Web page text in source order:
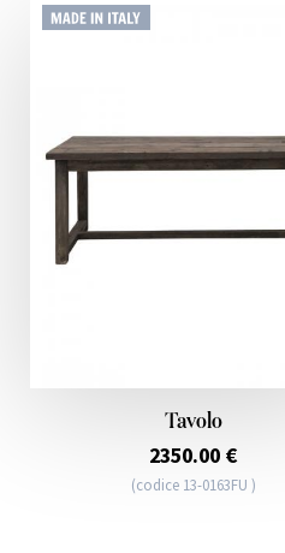
Tavolo
2350.00 €
(codice 13-0163FU )